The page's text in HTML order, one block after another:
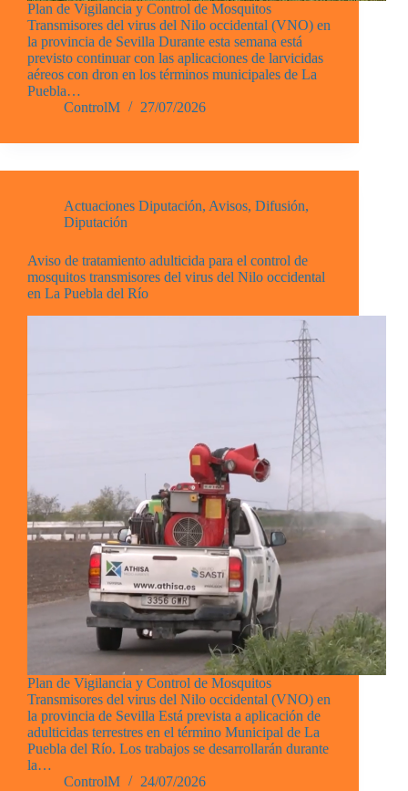
Plan de Vigilancia y Control de Mosquitos
Transmisores del virus del Nilo occidental (VNO) en
la provincia de Sevilla Durante esta semana está
previsto continuar con las aplicaciones de larvicidas
aéreos con dron en los términos municipales de La
Puebla…
ControlM
27/07/2026
Actuaciones Diputación, Avisos, Difusión,
Diputación
Aviso de tratamiento adulticida para el control de
mosquitos transmisores del virus del Nilo occidental
en La Puebla del Río
Plan de Vigilancia y Control de Mosquitos
Transmisores del virus del Nilo occidental (VNO) en
la provincia de Sevilla Está prevista a aplicación de
adulticidas terrestres en el término Municipal de La
Puebla del Río. Los trabajos se desarrollarán durante
la…
ControlM
24/07/2026